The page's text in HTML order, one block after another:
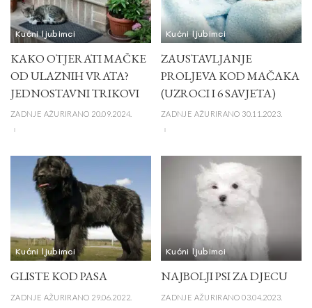
Kućni ljubimci
KAKO OTJERATI MAČKE
OD ULAZNIH VRATA?
JEDNOSTAVNI TRIKOVI
ZADNJE AŽURIRANO 20.09.2024.
Kućni ljubimci
ZAUSTAVLJANJE
PROLJEVA KOD MAČAKA
(UZROCI I 6 SAVJETA)
ZADNJE AŽURIRANO 30.11.2023.
Kućni ljubimci
GLISTE KOD PASA
ZADNJE AŽURIRANO 29.06.2022.
Kućni ljubimci
NAJBOLJI PSI ZA DJECU
ZADNJE AŽURIRANO 03.04.2023.